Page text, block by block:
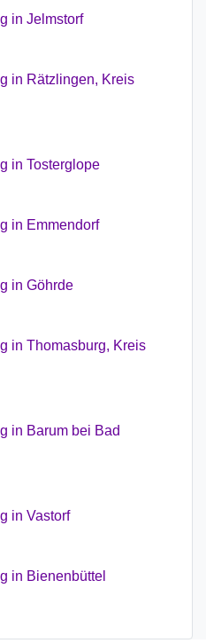
in Jelmstorf
in Rätzlingen, Kreis
in Tosterglope
in Emmendorf
in Göhrde
in Thomasburg, Kreis
in Barum bei Bad
in Vastorf
in Bienenbüttel